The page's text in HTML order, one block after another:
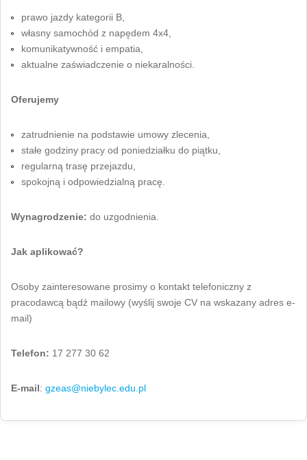
prawo jazdy kategorii B,
własny samochód z napędem 4x4,
komunikatywność i empatia,
aktualne zaświadczenie o niekaralności.
Oferujemy
zatrudnienie na podstawie umowy zlecenia,
stałe godziny pracy od poniedziałku do piątku,
regularną trasę przejazdu,
spokojną i odpowiedzialną pracę.
Wynagrodzenie: do uzgodnienia.
Jak aplikować?
Osoby zainteresowane prosimy o kontakt telefoniczny z
pracodawcą bądź mailowy (wyślij swoje CV na wskazany adres e-
mail)
Telefon: 17 277 30 62
E-mail: gzeas@niebylec.edu.pl